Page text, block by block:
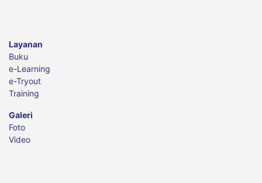
Layanan
Buku
e-Learning
e-Tryout
Training
Galeri
Foto
Video